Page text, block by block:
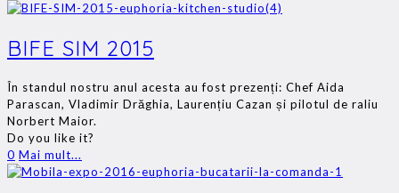
BIFE SIM 2015
În standul nostru anul acesta au fost prezenți: Chef Aida
Parascan, Vladimir Drăghia, Laurențiu Cazan și pilotul de raliu
Norbert Maior.
Do you like it?
0 Mai mult...